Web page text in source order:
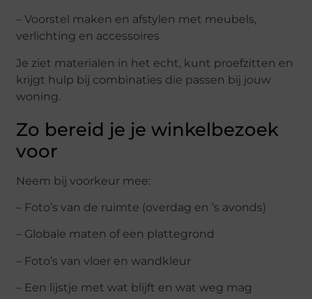
– Voorstel maken en afstylen met meubels,
verlichting en accessoires
Je ziet materialen in het echt, kunt proefzitten en
krijgt hulp bij combinaties die passen bij jouw
woning.
Zo bereid je je winkelbezoek
voor
Neem bij voorkeur mee:
– Foto’s van de ruimte (overdag en ’s avonds)
– Globale maten of een plattegrond
– Foto’s van vloer en wandkleur
– Een lijstje met wat blijft en wat weg mag